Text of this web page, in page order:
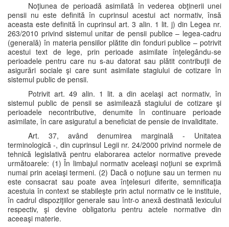
Noţiunea de perioadă asimilată în vederea obţinerii unei
pensii nu este definită în cuprinsul acestui act normativ, însă
aceasta este definită în cuprinsul art. 3 alin. 1 lit. j) din Legea nr.
263/2010 privind sistemul unitar de pensii publice – legea-cadru
(generală) în materia pensiilor plătite din fonduri publice – potrivit
acestui text de lege, prin perioade asimilate înţelegându-se
perioadele pentru care nu s-au datorat sau plătit contribuţii de
asigurări sociale şi care sunt asimilate stagiului de cotizare în
sistemul public de pensii.
Potrivit art. 49 alin. 1 lit. a din acelaşi act normativ, în
sistemul public de pensii se asimilează stagiului de cotizare şi
perioadele necontributive, denumite în continuare perioade
asimilate, în care asiguratul a beneficiat de pensie de invaliditate.
Art. 37, având denumirea marginală - Unitatea
terminologică -, din cuprinsul Legii nr. 24/2000 privind normele de
tehnică legislativă pentru elaborarea actelor normative prevede
următoarele: (1) În limbajul normativ aceleaşi noţiuni se exprimă
numai prin aceiaşi termeni. (2) Dacă o noţiune sau un termen nu
este consacrat sau poate avea înţelesuri diferite, semnificaţia
acestuia în context se stabileşte prin actul normativ ce le instituie,
în cadrul dispoziţiilor generale sau într-o anexă destinată lexicului
respectiv, şi devine obligatoriu pentru actele normative din
aceeaşi materie.